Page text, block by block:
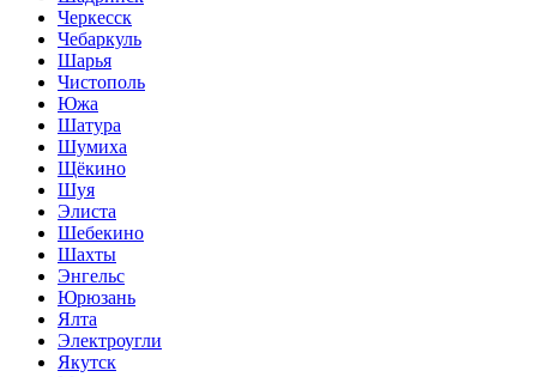
Черкесск
Чебаркуль
Шарья
Чистополь
Южа
Шатура
Шумиха
Щёкино
Шуя
Элиста
Шебекино
Шахты
Энгельс
Юрюзань
Ялта
Электроугли
Якутск